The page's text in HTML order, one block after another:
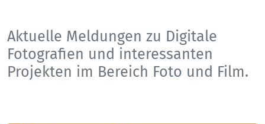
Aktuelle Meldungen zu Digitale
Fotografien und interessanten
Projekten im Bereich Foto und Film.